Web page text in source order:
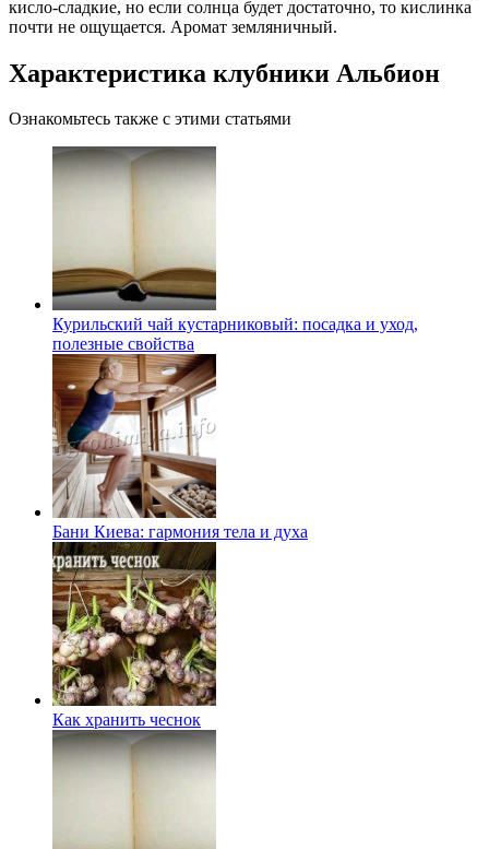
кисло-сладкие, но если солнца будет достаточно, то кислинка
почти не ощущается. Аромат земляничный.
Характеристика клубники Альбион
Ознакомьтесь также с этими статьями
Курильский чай кустарниковый: посадка и уход,
полезные свойства
Бани Киева: гармония тела и духа
Как хранить чеснок